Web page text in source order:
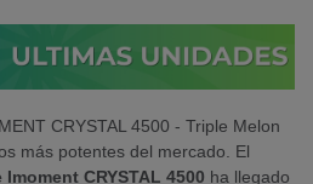
CRYSTAL 4500 - Triple Melon
más potentes del mercado. El
CRYSTAL 4500 ha llegado